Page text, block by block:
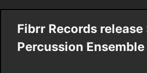
Fibrr Records release
Percussion Ensemble